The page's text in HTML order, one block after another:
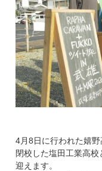
4月8日に行われた嬉野
閉校した塩田工業高
迎えます。